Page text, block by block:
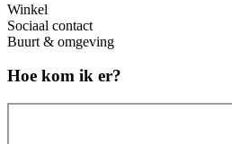
Winkel
Sociaal contact
Buurt & omgeving
Hoe kom ik er?